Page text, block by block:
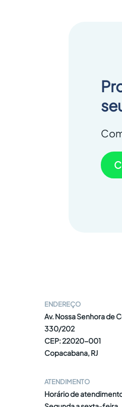
ENDEREÇO
Av. Nossa Senhora de
330/202
CEP: 22020-001
Copacabana, RJ
ATENDIMENTO
Horário de